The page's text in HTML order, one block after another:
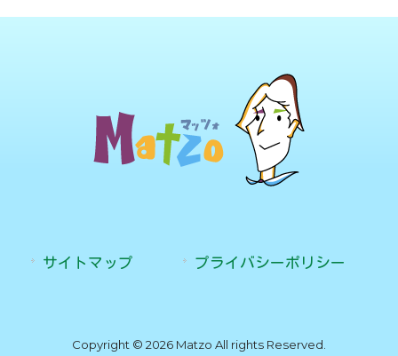
サイトマップ プライバシーポリシー
Copyright © 2026 Matzo All rights Reserved.